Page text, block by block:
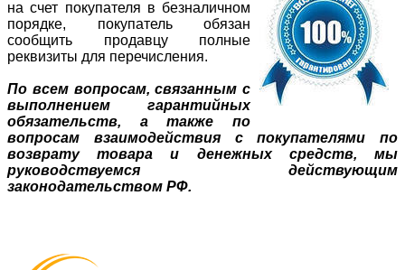
на счет покупателя в безналичном
порядке, покупатель обязан
сообщить продавцу полные
реквизиты для перечисления.
По всем вопросам, связанным с
выполнением гарантийных
обязательств, а также по
вопросам взаимодействия с покупателями по
возврату товара и денежных средств, мы
руководствуемся действующим
законодательством РФ.